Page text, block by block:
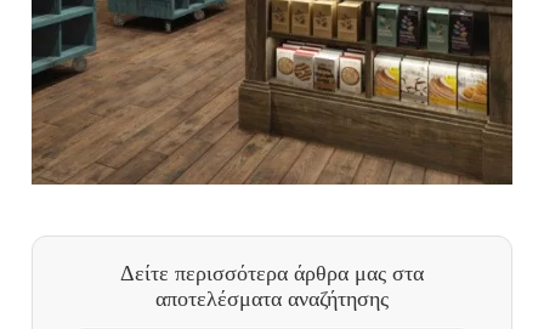
Δείτε περισσότερα άρθρα μας στα
αποτελέσματα αναζήτησης